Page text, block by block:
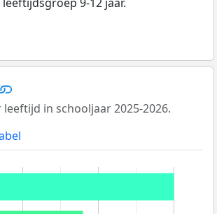
in schooljaar 2025-2026.